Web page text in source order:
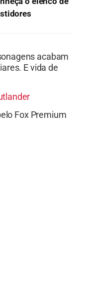
acabam
E vida de
Fox Premium